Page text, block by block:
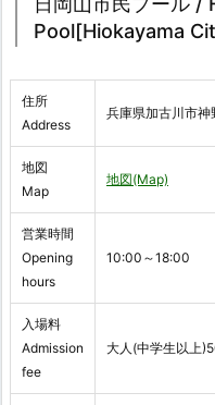
Pool[Hiokayama
住所
Address
兵庫県加古川市
地図
Map
地図(Map)
営業時間
Opening
hours
10:00～18:00
入場料
Admission
fee
大人(中学生以上